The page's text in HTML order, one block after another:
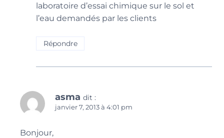
laboratoire d’essai chimique sur le sol et
l’eau demandés par les clients
Répondre
asma dit :
janvier 7, 2013 à 4:01 pm
Bonjour,